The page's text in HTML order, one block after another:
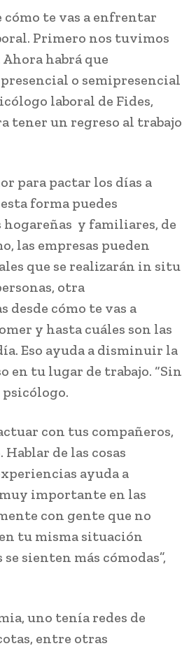
cómo te vas a enfrentar
Primero nos tuvimos
habrá que
o semipresencial
laboral de Fides,
tener un regreso al trabajo
para pactar los días a
forma puedes
y familiares, de
las empresas pueden
que se realizarán in situ
otra
desde cómo te vas a
y hasta cuáles son las
Eso ayuda a disminuir la
en tu lugar de trabajo. “Sin
psicólogo.
con tus compañeros,
de las cosas
ayuda a
importante en las
con gente que no
tu misma situación
sienten más cómodas”,
uno tenía redes de
entre otras